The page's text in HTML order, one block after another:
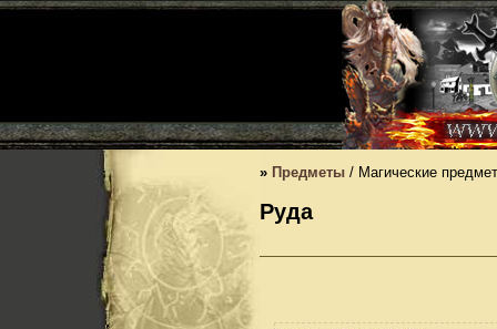
» Предметы / Магические
Руда